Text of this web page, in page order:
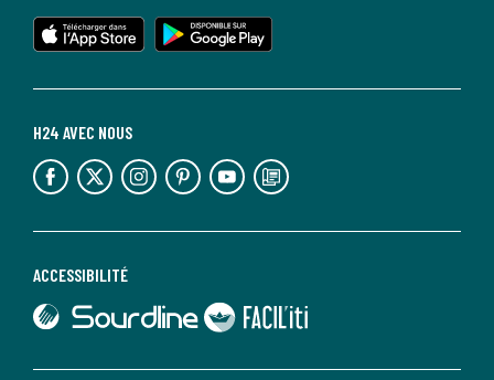
ACCESSIBILITÉ
lien vers Sourdline
lien vers Faciliti
H24 AVEC NOUS
lien vers l'espace réseaux sociaux lien vers l'espace réseaux sociaux lien vers l'espace réseaux sociaux lien vers l'espace réseaux sociaux lien vers l'espace réseaux sociaux lien vers le blog la redoute
lien vers l'app store
lien vers google play